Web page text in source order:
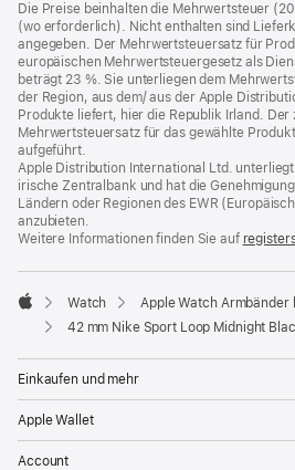
Die Preise beinhalten die Mehrwertsteuer
(wo erforderlich). Nicht enthalten sind
angegeben. Der Mehrwertsteuersatz für
europäischen Mehrwertsteuergesetz als
beträgt 23 %. Sie unterliegen dem
der Region, aus dem/ aus der Apple
Produkte liefert, hier die Republik Irland. Der
Mehrwertsteuersatz für das gewählte
aufgeführt.
Apple Distribution International Ltd.
irische Zentralbank und hat die
Ländern oder Regionen des EWR
anzubieten.
Weitere Informationen finden Sie auf
Apple
Watch
Apple Watch Armbänder
42 mm Nike Sport Loop Midnight
Einkaufen und mehr
Apple Wallet
Account